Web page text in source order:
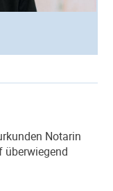
Notarin
überwiegend